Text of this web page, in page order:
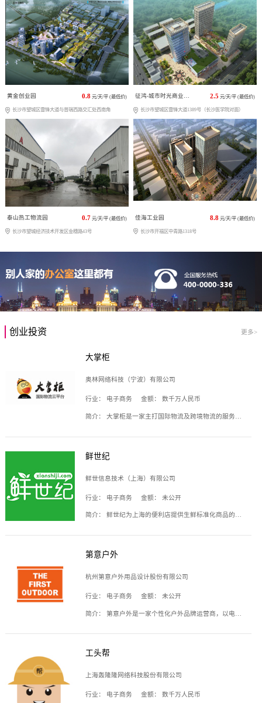
黄金创业园 0.8 元/天/平 (最低价)
长沙市望城区雷锋大道与普瑞西路交汇处西南角
征鸿-城市时光商业广场 2.5 元/天/平 (最低价)
长沙市望城区雷锋大道1389号（长沙医学院对面）
泰山热工物流园 0.7 元/天/平 (最低价)
长沙市望城经济技术开发区金穗路43号
佳海工业园 8.8 元/天/平 (最低价)
长沙市开福区中青路1318号
创业投资 更多>
大掌柜
奥林网络科技（宁波）有限公司
行业： 电子商务 金额： 数千万人民币
简介： 大掌柜是一家主打国际物流及跨境物流的服务云平台，致力于帮助全球国际物流企业在互联网上建立自己的平台，核心产品包括运价通、生意通、业务通、订舱通、招财通等，奥林网络科技（宁波）有限公司旗下产品。
鲜世纪
鲜世信息技术（上海）有限公司
行业： 电子商务 金额： 未公开
简介： 鲜世纪为上海的便利店提供生鲜标准化商品的供应链服务，帮商家解决生鲜采购、运营问题，帮助商家销售。平台提供的商品覆盖果蔬肉类、常温与低温奶制品、冷冻食品、零食饮料、粮油副食、居家洗护等多个品类，上架SKU3000余个。公司建立了近万平方米的仓储场地和物流配送体系，为合作商家提供快速配送服务。
第意户外
杭州第意户外用品设计股份有限公司
行业： 电子商务 金额： 未公开
简介： 第意户外是一家个性化户外品牌运营商，以电子商务为主要载体，主要从事户外产品的设计、生产、销售业务，产品包含冲锋衣、户外鞋、户外背包等。
工头帮
上海轰隆隆网络科技股份有限公司
行业： 电子商务 金额： 数千万人民币